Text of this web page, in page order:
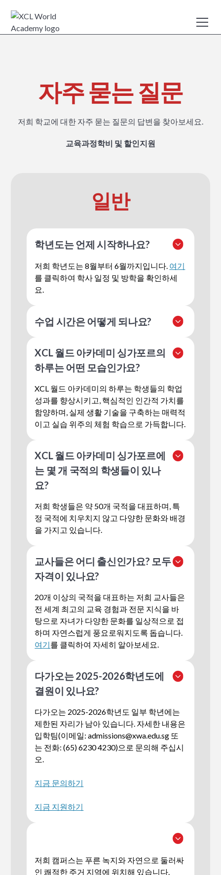
자주 묻는 질문
저희 학교에 대한 자주 묻는 질문의 답변을 찾아보세요.
교육과정학비 및 할인지원
일반
학년도는 언제 시작하나요?
저희 학년도는 8월부터 6월까지입니다. 여기
를 클릭하여 학사 일정 및 방학을 확인하세
요.
수업 시간은 어떻게 되나요?
구역)
복도/교실 개방 -오전 8:20
정규 수업 주간은 월요일부터 금요일까지이
며, 가끔 주말 특별 행사가 있습니다. XCL 월
드 아카데미 교직원의 감독 하에 활동하는 경
5시 이후에는 캠퍼스에 학생이 출입할 수 없
습니다.
XCL 월드 아카데미 싱가포르의
하루는 어떤 모습인가요?
XCL 월드 아카데미의 하루는 학생들의 학업
성과를 향상시키고, 핵심적인 인간적 가치를
함양하며, 실제 생활 기술을 구축하는 매력적
이고 실습 위주의 체험 학습으로 가득합니다.
XCL 월드 아카데미 싱가포르에
는 몇 개 국적의 학생들이 있나
요?
저희 학생들은 약 50개 국적을 대표하며, 특
정 국적에 치우치지 않고 다양한 문화와 배경
을 가지고 있습니다.
교사들은 어디 출신인가요? 모두
자격이 있나요?
20개 이상의 국적을 대표하는 저희 교사들은
전 세계 최고의 교육 경험과 전문 지식을 바
탕으로 자녀가 다양한 문화를 일상적으로 접
하며 자연스럽게 풍요로워지도록 돕습니다.
여기를 클릭하여 자세히 알아보세요.
다가오는 2025-2026학년도에
결원이 있나요?
다가오는 2025-2026학년도 일부 학년에는
제한된 자리가 남아 있습니다. 자세한 내용은
입학팀(이메일:admissions@xwa.edu.sg 또
는 전화: (65) 6230 4230)으로 문의해 주십시
오.
지금 문의하기
지금 지원하기
저희 캠퍼스는 푸른 녹지와 자연으로 둘러싸
인 쾌적한 주거 지역에 위치해 있습니다.